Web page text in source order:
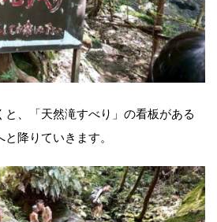
と、「天然滝すべり」の看板がある
降りていきます。